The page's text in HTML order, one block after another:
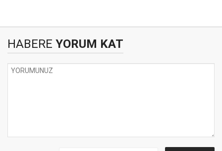
HABERE YORUM KAT